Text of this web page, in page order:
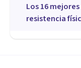
Los 16
resistencia